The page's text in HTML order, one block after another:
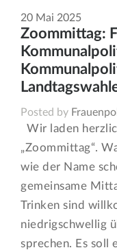
20 Mai 2025
Zoommittag:
Posted by
Wir laden
„Zoommittag“.
wie der Name
gemeinsame
Trinken sind
niedrigschwellig
sprechen. Es soll